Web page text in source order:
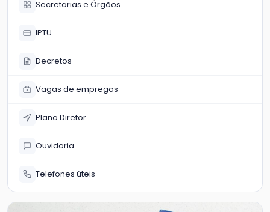
Secretarias e Órgãos
IPTU
Decretos
Vagas de empregos
Plano Diretor
Ouvidoria
Telefones úteis